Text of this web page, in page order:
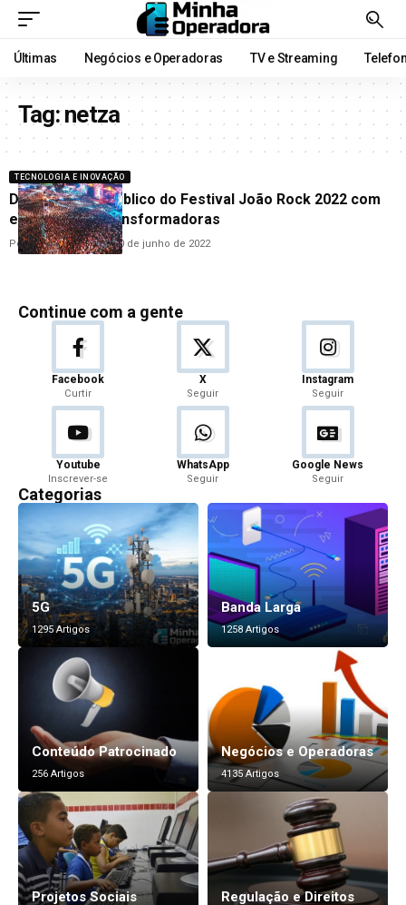
Últimas Negócios e Operadoras TV e Streaming
Tag:netza
TECNOLOGIA E INOVAÇÃO
Digio envolve público do Festival João Rock 2022 com
experiências transformadoras
PorCarolina Veneroso10 de junho de 2022
Continue com a gente
Facebook
Curtir
X
Seguir
Instagram
Seguir
Youtube
Inscrever-se
WhatsApp
Seguir
Google News
Seguir
Categorias
5G
1295 Artigos
Banda Larga
1258 Artigos
Conteúdo Patrocinado
256 Artigos
Negócios e Operadoras
4135 Artigos
Projetos Sociais Regulação e Direitos